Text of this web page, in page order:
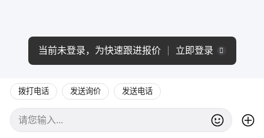
拨打电话 发送询价 发送电话
当前未登录，为快速跟进报价 立即登录